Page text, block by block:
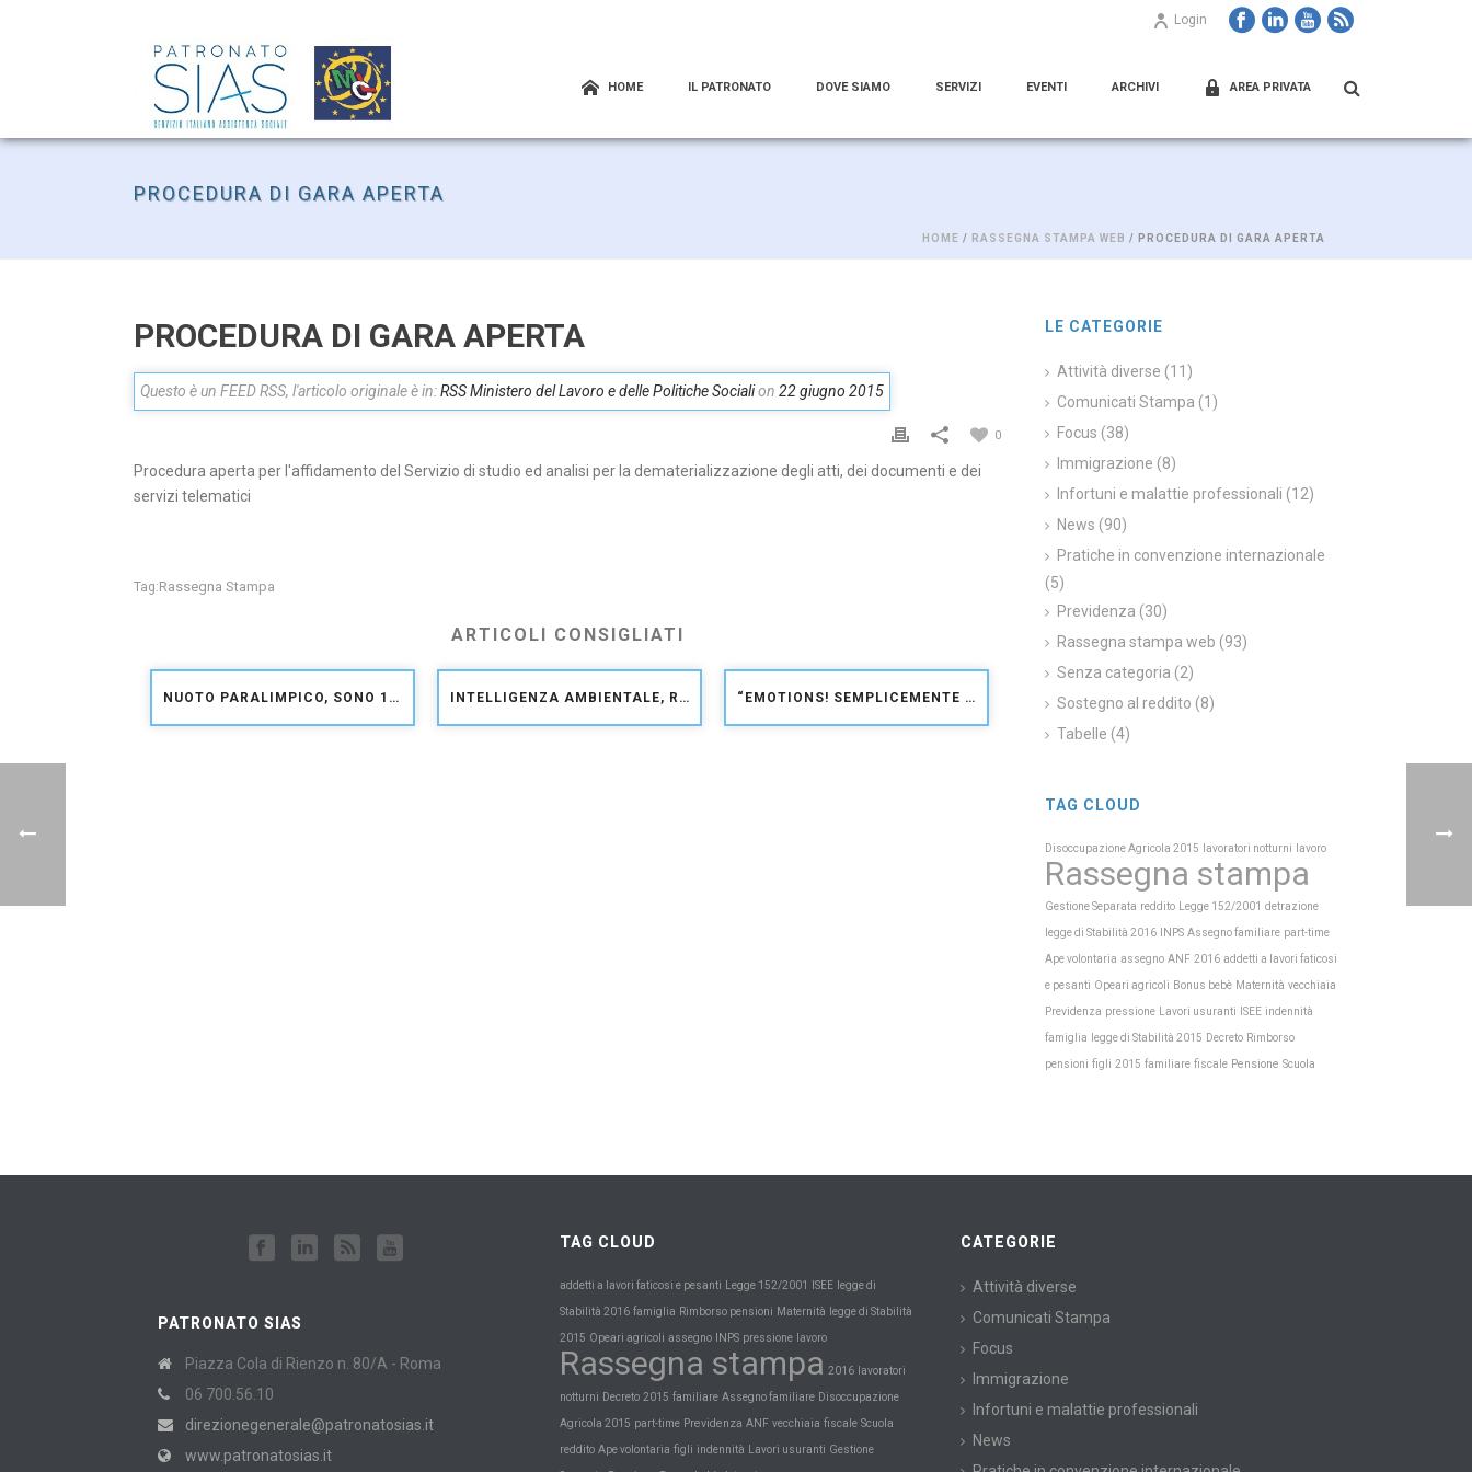
Login
HOME IL PATRONATO DOVE SIAMO SERVIZI EVENTI ARCHIVI AREA PRIVATA
PROCEDURA DI GARA APERTA
HOME / RASSEGNA STAMPA WEB / PROCEDURA DI GARA APERTA
PROCEDURA DI GARA APERTA
Questo è un FEED RSS, l'articolo originale è in:RSS Ministero del Lavoro e delle Politiche Socialion 22 giugno 2015
0
Procedura aperta per l'affidamento del Servizio di studio ed analisi per la dematerializzazione degli atti, dei documenti e dei
servizi telematici
Tag:Rassegna Stampa
ARTICOLI CONSIGLIATI
NUOTO PARALIMPICO, SONO 17 GLI AZZURRI CONVOCATI PER I CAMPIONATI EUROPEI DI FUNCHAL INTELLIGENZA AMBIENTALE, ROBOT, NANOTECNOLOGIE: SI RAFFORZA LA SINERGIA TRA INAIL E IIT “EMOTIONS! SEMPLICEMENTE ATLETI”, A TORINO IL MONDO PARALIMPICO IN 50 SCATTI
LE CATEGORIE
Attività diverse (11)
Comunicati Stampa (1)
Focus (38)
Immigrazione (8)
Infortuni e malattie professionali (12)
News (90)
Pratiche in convenzione internazionale
(5)
Previdenza (30)
Rassegna stampa web (93)
Senza categoria (2)
Sostegno al reddito (8)
Tabelle (4)
TAG CLOUD
Disoccupazione Agricola 2015 lavoratori notturni lavoro
Rassegna stampa
Gestione Separata reddito Legge 152/2001 detrazione
legge di Stabilità 2016 INPS Assegno familiare part-time
Ape volontaria assegno ANF 2016 addetti a lavori faticosi
e pesanti Opeari agricoli Bonus bebè Maternità vecchiaia
Previdenza pressione Lavori usuranti ISEE indennità
famiglia legge di Stabilità 2015 Decreto Rimborso
pensioni figli 2015 familiare fiscale Pensione Scuola
PATRONATO SIAS
Piazza Cola di Rienzo n. 80/A - Roma
06 700.56.10
direzionegenerale@patronatosias.it
www.patronatosias.it
TAG CLOUD
addetti a lavori faticosi e pesanti Legge 152/2001 ISEE legge di
Stabilità 2016 famiglia Rimborso pensioni Maternità legge di Stabilità
2015 Opeari agricoli assegno INPS pressione lavoro
Rassegna stampa 2016 lavoratori
notturni Decreto 2015 familiare Assegno familiare Disoccupazione
Agricola 2015 part-time Previdenza ANF vecchiaia fiscale Scuola
reddito Ape volontaria figli indennità Lavori usuranti Gestione
CATEGORIE
Attività diverse
Comunicati Stampa
Focus
Immigrazione
Infortuni e malattie professionali
News